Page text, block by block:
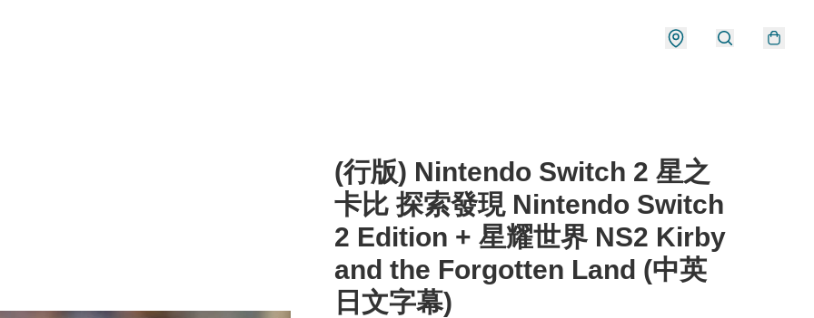
(行版) Nintendo Switch 2 星之
卡比 探索發現 Nintendo Switch
2 Edition + 星耀世界 NS2 Kirby
and the Forgotten Land (中英
日文字幕)